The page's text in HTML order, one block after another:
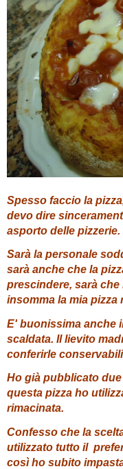
Spesso faccio la
devo dire
asporto delle pizzerie.
Sarà la personale
sarà anche che la
prescindere, sarà
insomma la mia
E' buonissima anche
scaldata. Il lievito
conferirle
Ho già pubblicato
questa pizza ho
rimacinata.
Confesso che la
utilizzato tutto il
così ho subito